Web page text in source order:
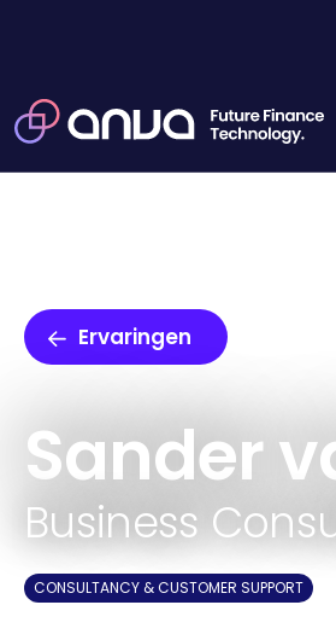
Ervaringen
Sander
Business
CONSULTANCY & CUSTOMER SUPPORT